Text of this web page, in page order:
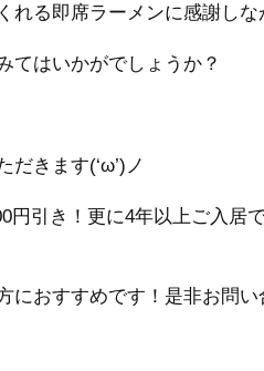
れる即席ラーメンに感謝しな
てはいかがでしょうか？
きます(‘ω’)ノ
円引き！更に4年以上ご入居
おすすめです！是非お問